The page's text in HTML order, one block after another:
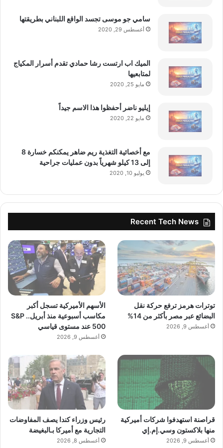
سامي جو موسى تجسد الواقع اللبناني بطريقتها
أغسطس 29, 2020
الميك اب ارتست رشا حمادي تقدم أسرار المكياج
لمتابعيها
مايو 25, 2020
إيليو ناضر أحفظوا هذا الاسم جيداً
مايو 22, 2020
مع أخصائية التغذية ريم ضاهر يمكنكم خسارة 8
إلى 13 كيلو شهرياً بدون عمليات جراحية
يوليو 10, 2020
Recent Tech News
توترات هرمز ترفع حركة نقل
البضائع عبر مصر بأكثر من 14%
أغسطس 9, 2026
الأسهم الأميركية تسجل أكبر
مكاسب أسبوعية منذ أبريل.. S&P
500 عند مستوى قياسي
أغسطس 9, 2026
قراصنة استهدفوا شركات أميركية
منها بلاكستون وسي.إم.إي
أغسطس 9, 2026
رئيس وزراء كندا يصف المفاوضات
التجارية مع أميركا بـالبغيضة
أغسطس 8, 2026